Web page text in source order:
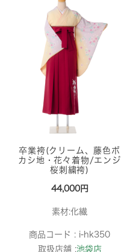
卒業袴(クリーム、藤色ボ
カシ地・花々着物/エンジ
桜刺繍袴)
44,000円
素材:化繊
商品コード : i-hk350
取扱店舗 :池袋店